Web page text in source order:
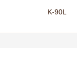
K-90L